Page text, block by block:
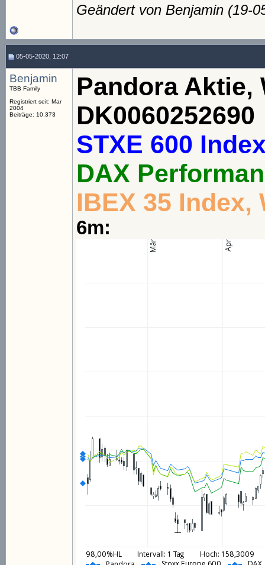
Geändert von Benjamin (19-
05-05-2020, 12:07
Benjamin
TBB Family
Registriert seit: Mar
2004
Beiträge: 10.373
Pandora Aktie,
DK0060252690
STXE 600
DAX
IBEX 35 Index,
6m: